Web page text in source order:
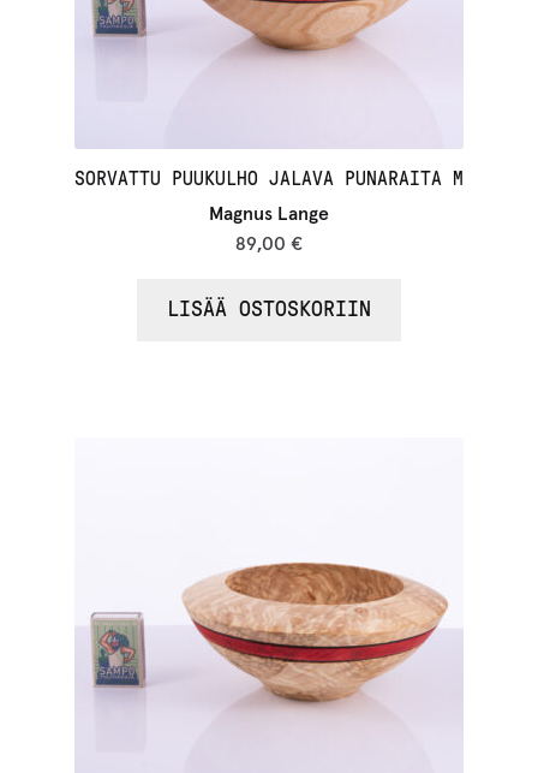
SORVATTU PUUKULHO JALAVA PUNARAITA M
Magnus Lange
89,00 €
LISÄÄ OSTOSKORIIN